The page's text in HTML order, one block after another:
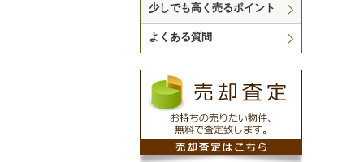
少しでも高く売るポイント
よくある質問